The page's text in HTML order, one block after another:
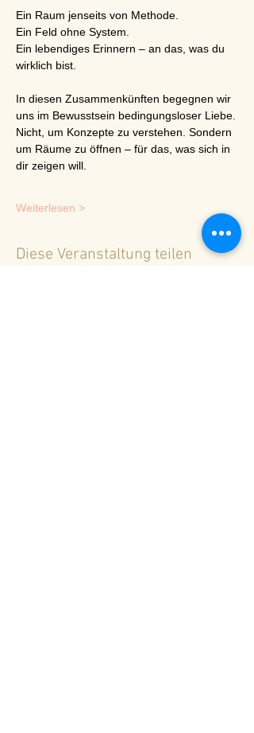
Ein Raum jenseits von Methode.
Ein Feld ohne System.
Ein lebendiges Erinnern – an das, was du
wirklich bist.
In diesen Zusammenkünften begegnen wir
uns im Bewusstsein bedingungsloser Liebe.
Nicht, um Konzepte zu verstehen. Sondern
um Räume zu öffnen – für das, was sich in
dir zeigen will.
Weiterlesen >
Diese Veranstaltung teilen